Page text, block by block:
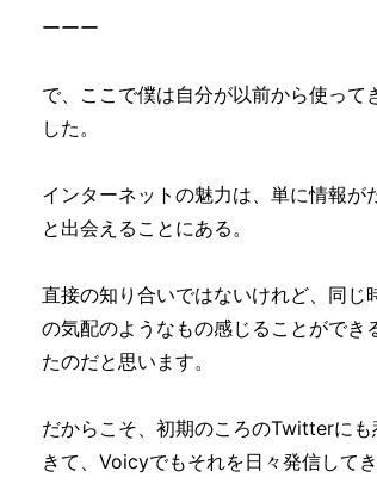
ーーー
で、ここで僕は自分が以前から使って
した。
インターネットの魅力は、単に情報
と出会えることにある。
直接の知り合いではないけれど、同じ
の気配のようなもの感じることができ
たのだと思います。
だからこそ、初期のころのTwitterに
きて、Voicyでもそれを日々発信してき